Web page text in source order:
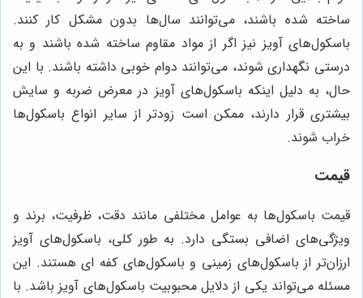
ساخته شده باشند، می‌توانند سال‌ها بدون مشکل کار کنند.
باسکول‌های آویز نیز اگر از مواد مقاوم ساخته شده باشند و به
درستی نگهداری شوند، می‌توانند دوام خوبی داشته باشند. با این
حال، به دلیل اینکه باسکول‌های آویز در معرض ضربه و سایش
بیشتری قرار دارند، ممکن است زودتر از سایر انواع باسکول‌ها
خراب شوند.
قیمت
قیمت باسکول‌ها به عوامل مختلفی مانند دقت، ظرفیت، برند و
ویژگی‌های اضافی بستگی دارد. به طور کلی، باسکول‌های آویز
ارزان‌تر از باسکول‌های زمینی و باسکول‌های کفه ای هستند. این
مسئله می‌تواند یکی از دلایل محبوبیت باسکول‌های آویز باشد. با